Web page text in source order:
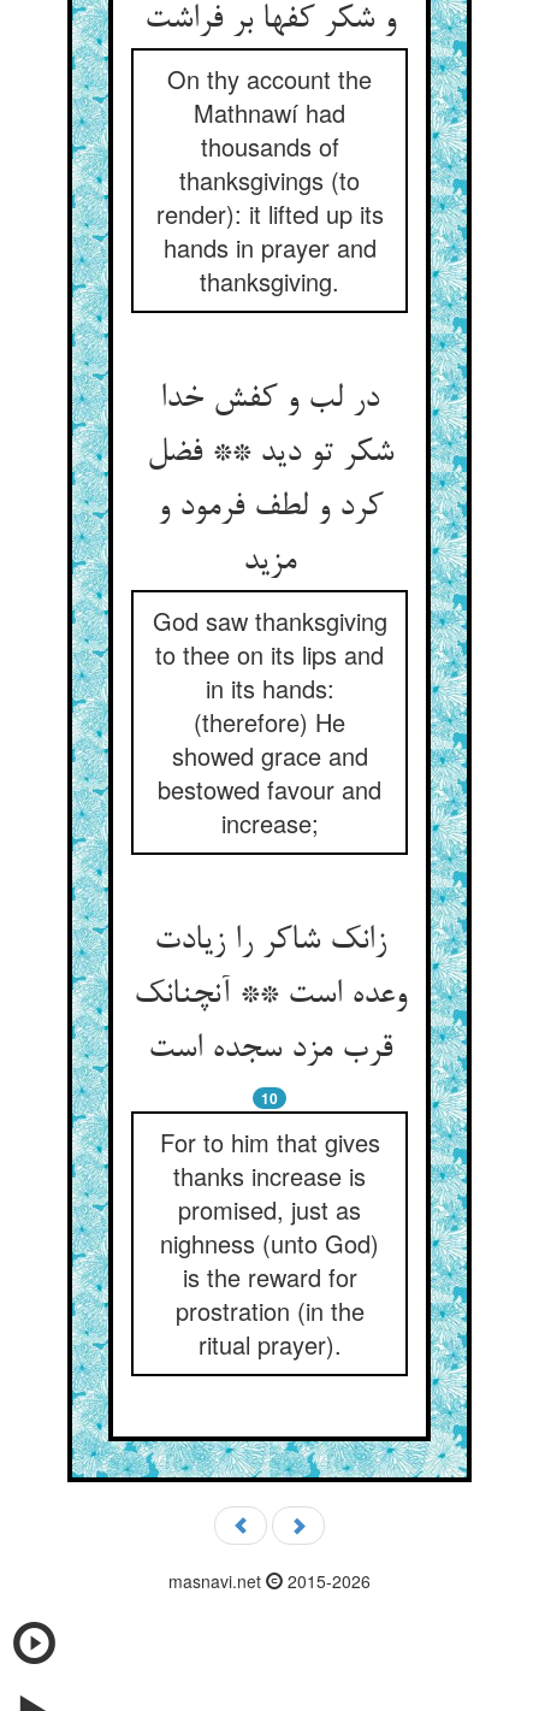
و شکر کفها بر فراشت
On thy account the
Mathnawí had
thousands of
thanksgivings (to
render): it lifted up its
hands in prayer and
thanksgiving.
در لب و کفش خدا
شکر تو دید ** فضل
کرد و لطف فرمود و
مزید
God saw thanksgiving
to thee on its lips and
in its hands:
(therefore) He
showed grace and
bestowed favour and
increase;
زانک شاکر را زیادت
وعده است ** آنچنانک
قرب مزد سجده است
10
For to him that gives
thanks increase is
promised, just as
nighness (unto God)
is the reward for
prostration (in the
ritual prayer).
masnavi.net 2015-2026